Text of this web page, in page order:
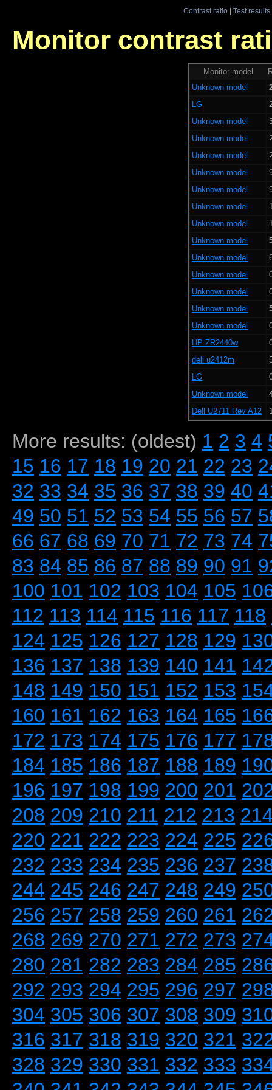
Contrast ratio| Test results
Monitor contrast
Monitor model
Unknown model
LG
Unknown model
Unknown model
Unknown model
Unknown model
Unknown model
Unknown model
Unknown model
Unknown model
Unknown model
Unknown model
Unknown model
Unknown model
Unknown model
HP ZR2440w
dell u2412m
LG
Unknown model
Dell U2711 Rev A12
More results: (oldest) 1 2 3 4
15 16 17 18 19 20 21 22 23
32 33 34 35 36 37 38 39 40
49 50 51 52 53 54 55 56 57
66 67 68 69 70 71 72 73 74
83 84 85 86 87 88 89 90 91
100 101 102 103 104 105
112 113 114 115 116 117 118
124 125 126 127 128 129
136 137 138 139 140 141
148 149 150 151 152 153
160 161 162 163 164 165
172 173 174 175 176 177
184 185 186 187 188 189
196 197 198 199 200 201
208 209 210 211 212 213
220 221 222 223 224 225
232 233 234 235 236 237
244 245 246 247 248 249
256 257 258 259 260 261
268 269 270 271 272 273
280 281 282 283 284 285
292 293 294 295 296 297
304 305 306 307 308 309
316 317 318 319 320 321
328 329 330 331 332 333